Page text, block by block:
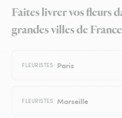
Faites livrer vos fleurs
grandes villes de France
FLEURISTES Paris
FLEURISTES Marseille